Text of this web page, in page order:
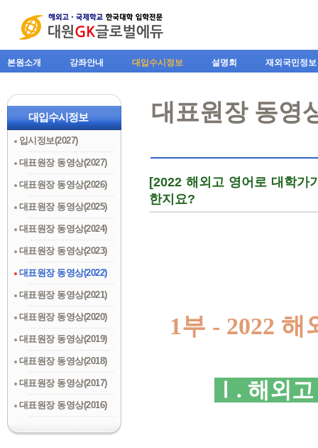
본원소개 강좌안내 대입수시정보 설명회 재외국민정보
대입수시정보
입시정보(2027)
대표원장 동영상(2027)
대표원장 동영상(2026)
대표원장 동영상(2025)
대표원장 동영상(2024)
대표원장 동영상(2023)
대표원장 동영상(2022)
대표원장 동영상(2021)
대표원장 동영상(2020)
대표원장 동영상(2019)
대표원장 동영상(2018)
대표원장 동영상(2017)
대표원장 동영상(2016)
대표원장 동영
[2022 해외고 영어로 대학가
한지요?
1부 - 2022
Ⅰ. 해외